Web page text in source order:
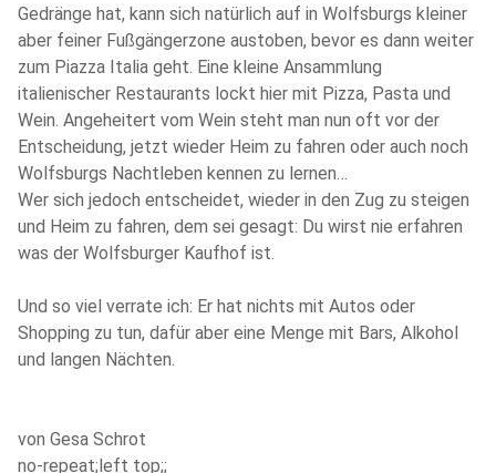
Gedränge hat, kann sich natürlich auf in Wolfsburgs kleiner
aber feiner Fußgängerzone austoben, bevor es dann weiter
zum Piazza Italia geht. Eine kleine Ansammlung
italienischer Restaurants lockt hier mit Pizza, Pasta und
Wein. Angeheitert vom Wein steht man nun oft vor der
Entscheidung, jetzt wieder Heim zu fahren oder auch noch
Wolfsburgs Nachtleben kennen zu lernen…
Wer sich jedoch entscheidet, wieder in den Zug zu steigen
und Heim zu fahren, dem sei gesagt: Du wirst nie erfahren
was der Wolfsburger Kaufhof ist.
Und so viel verrate ich: Er hat nichts mit Autos oder
Shopping zu tun, dafür aber eine Menge mit Bars, Alkohol
und langen Nächten.
von Gesa Schrot
no-repeat;left top;;